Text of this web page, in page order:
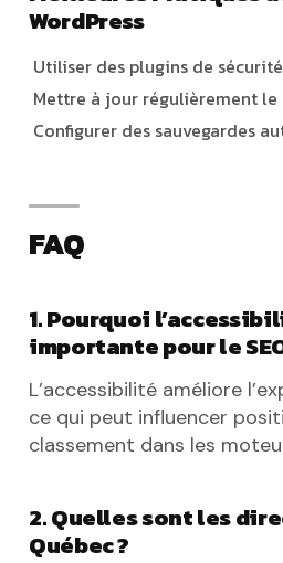
WordPress
Utiliser des plugins de
Mettre à jour régulièrement le
Configurer des sauvegardes
FAQ
1. Pourquoi
importante pour le
L’accessibilité améliore
ce qui peut influencer
classement dans les
2. Quelles sont les
Québec ?